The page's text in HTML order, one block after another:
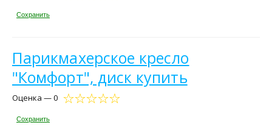
Сохранить
Парикмахерское кресло
"Комфорт", диск купить
Оценка — 0
Сохранить